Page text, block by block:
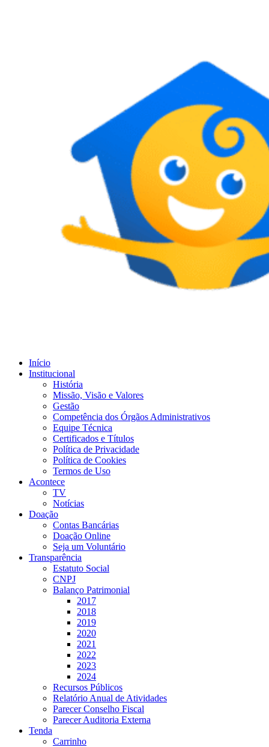
Início
Institucional
História
Missão, Visão e Valores
Gestão
Competência dos Órgãos Administrativos
Equipe Técnica
Certificados e Títulos
Política de Privacidade
Política de Cookies
Termos de Uso
Acontece
TV
Notícias
Doação
Contas Bancárias
Doação Online
Seja um Voluntário
Transparência
Estatuto Social
CNPJ
Balanço Patrimonial
2017
2018
2019
2020
2021
2022
2023
2024
Recursos Públicos
Relatório Anual de Atividades
Parecer Conselho Fiscal
Parecer Auditoria Externa
Tenda
Carrinho